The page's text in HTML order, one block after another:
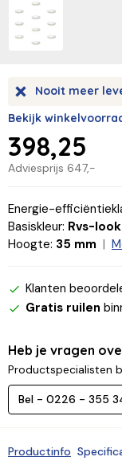
Nooit meer
Bekijk
Adviesprijs 647,-
398,25
Energie-
Basiskleur: Rvs-look
Hoogte: 35 mm
Klanten
Gratis ruilen
Heb je vragen
Productspecialisten
Bel - 0226 - 355
Productinfo